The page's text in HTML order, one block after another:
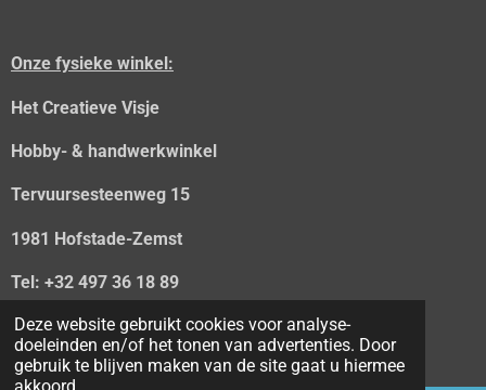
Deze website gebruikt cookies voor analyse-
doeleinden en/of het tonen van advertenties. Door
gebruik te blijven maken van de site gaat u hiermee
akkoord.
k
Onze fysieke winkel:
Het Creatieve Visje
Hobby- & handwerkwinkel
Tervuursesteenweg 15
1981 Hofstade-Zemst
Tel: +32 497 36 18 89
email:het.creatieve.visje@telenet.be
© 2020 - 2026 Het Creatieve Visje